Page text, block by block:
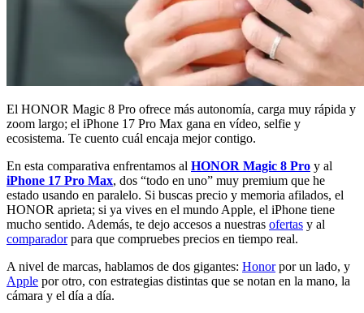
El HONOR Magic 8 Pro ofrece más autonomía, carga muy rápida y
zoom largo; el iPhone 17 Pro Max gana en vídeo, selfie y
ecosistema. Te cuento cuál encaja mejor contigo.
En esta comparativa enfrentamos al HONOR Magic 8 Pro y al
iPhone 17 Pro Max, dos “todo en uno” muy premium que he
estado usando en paralelo. Si buscas precio y memoria afilados, el
HONOR aprieta; si ya vives en el mundo Apple, el iPhone tiene
mucho sentido. Además, te dejo accesos a nuestras ofertas y al
comparadorpara que compruebes precios en tiempo real.
A nivel de marcas, hablamos de dos gigantes: Honorpor un lado, y
Apple por otro, con estrategias distintas que se notan en la mano, la
cámara y el día a día.